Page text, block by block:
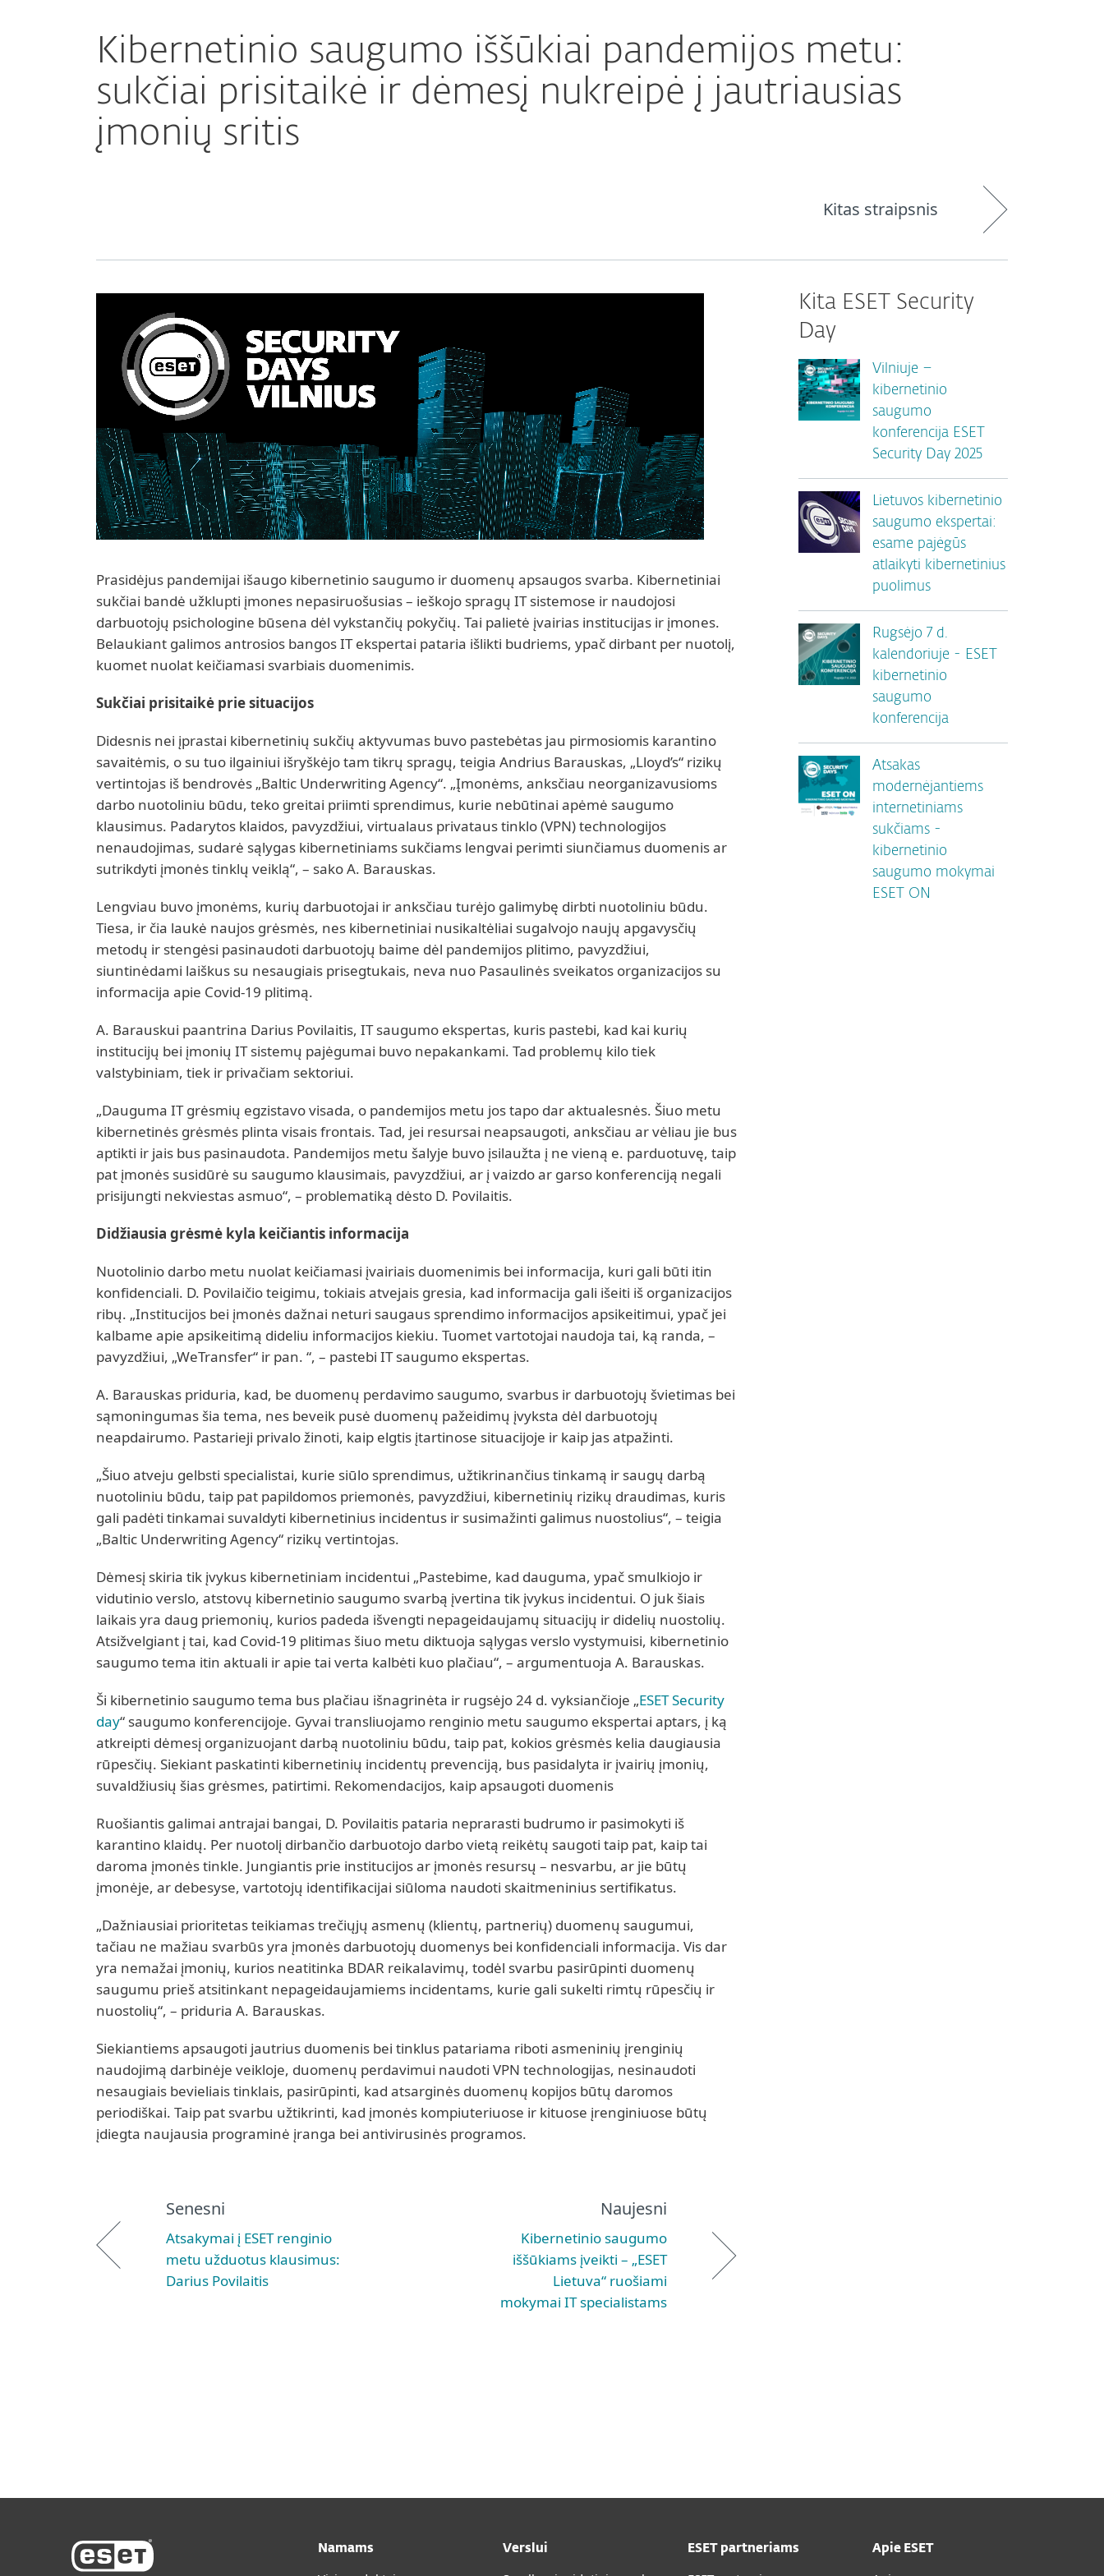
Kibernetinio saugumo iššūkiai pandemijos metu:
sukčiai prisitaikė ir dėmesį nukreipė į jautriausias
įmonių sritis
Kitas straipsnis
Prasidėjus pandemijai išaugo kibernetinio saugumo ir duomenų apsaugos svarba. Kibernetiniai
sukčiai bandė užklupti įmones nepasiruošusias – ieškojo spragų IT sistemose ir naudojosi
darbuotojų psichologine būsena dėl vykstančių pokyčių. Tai palietė įvairias institucijas ir įmones.
Belaukiant galimos antrosios bangos IT ekspertai pataria išlikti budriems, ypač dirbant per nuotolį,
kuomet nuolat keičiamasi svarbiais duomenimis.
Sukčiai prisitaikė prie situacijos
Didesnis nei įprastai kibernetinių sukčių aktyvumas buvo pastebėtas jau pirmosiomis karantino
savaitėmis, o su tuo ilgainiui išryškėjo tam tikrų spragų, teigia Andrius Barauskas, „Lloyd’s“ rizikų
vertintojas iš bendrovės „Baltic Underwriting Agency“. „Įmonėms, anksčiau neorganizavusioms
darbo nuotoliniu būdu, teko greitai priimti sprendimus, kurie nebūtinai apėmė saugumo
klausimus. Padarytos klaidos, pavyzdžiui, virtualaus privataus tinklo (VPN) technologijos
nenaudojimas, sudarė sąlygas kibernetiniams sukčiams lengvai perimti siunčiamus duomenis ar
sutrikdyti įmonės tinklų veiklą“, – sako A. Barauskas.
Lengviau buvo įmonėms, kurių darbuotojai ir anksčiau turėjo galimybę dirbti nuotoliniu būdu.
Tiesa, ir čia laukė naujos grėsmės, nes kibernetiniai nusikaltėliai sugalvojo naujų apgavysčių
metodų ir stengėsi pasinaudoti darbuotojų baime dėl pandemijos plitimo, pavyzdžiui,
siuntinėdami laiškus su nesaugiais prisegtukais, neva nuo Pasaulinės sveikatos organizacijos su
informacija apie Covid-19 plitimą.
A. Barauskui paantrina Darius Povilaitis, IT saugumo ekspertas, kuris pastebi, kad kai kurių
institucijų bei įmonių IT sistemų pajėgumai buvo nepakankami. Tad problemų kilo tiek
valstybiniam, tiek ir privačiam sektoriui.
„Dauguma IT grėsmių egzistavo visada, o pandemijos metu jos tapo dar aktualesnės. Šiuo metu
kibernetinės grėsmės plinta visais frontais. Tad, jei resursai neapsaugoti, anksčiau ar vėliau jie bus
aptikti ir jais bus pasinaudota. Pandemijos metu šalyje buvo įsilaužta į ne vieną e. parduotuvę, taip
pat įmonės susidūrė su saugumo klausimais, pavyzdžiui, ar į vaizdo ar garso konferenciją negali
prisijungti nekviestas asmuo“, – problematiką dėsto D. Povilaitis.
Didžiausia grėsmė kyla keičiantis informacija
Nuotolinio darbo metu nuolat keičiamasi įvairiais duomenimis bei informacija, kuri gali būti itin
konfidenciali. D. Povilaičio teigimu, tokiais atvejais gresia, kad informacija gali išeiti iš organizacijos
ribų. „Institucijos bei įmonės dažnai neturi saugaus sprendimo informacijos apsikeitimui, ypač jei
kalbame apie apsikeitimą dideliu informacijos kiekiu. Tuomet vartotojai naudoja tai, ką randa, –
pavyzdžiui, „WeTransfer“ ir pan. “, – pastebi IT saugumo ekspertas.
A. Barauskas priduria, kad, be duomenų perdavimo saugumo, svarbus ir darbuotojų švietimas bei
sąmoningumas šia tema, nes beveik pusė duomenų pažeidimų įvyksta dėl darbuotojų
neapdairumo. Pastarieji privalo žinoti, kaip elgtis įtartinose situacijoje ir kaip jas atpažinti.
„Šiuo atveju gelbsti specialistai, kurie siūlo sprendimus, užtikrinančius tinkamą ir saugų darbą
nuotoliniu būdu, taip pat papildomos priemonės, pavyzdžiui, kibernetinių rizikų draudimas, kuris
gali padėti tinkamai suvaldyti kibernetinius incidentus ir susimažinti galimus nuostolius“, – teigia
„Baltic Underwriting Agency“ rizikų vertintojas.
Dėmesį skiria tik įvykus kibernetiniam incidentui „Pastebime, kad dauguma, ypač smulkiojo ir
vidutinio verslo, atstovų kibernetinio saugumo svarbą įvertina tik įvykus incidentui. O juk šiais
laikais yra daug priemonių, kurios padeda išvengti nepageidaujamų situacijų ir didelių nuostolių.
Atsižvelgiant į tai, kad Covid-19 plitimas šiuo metu diktuoja sąlygas verslo vystymuisi, kibernetinio
saugumo tema itin aktuali ir apie tai verta kalbėti kuo plačiau“, – argumentuoja A. Barauskas.
Ši kibernetinio saugumo tema bus plačiau išnagrinėta ir rugsėjo 24 d. vyksiančioje „ESET Security
day“ saugumo konferencijoje. Gyvai transliuojamo renginio metu saugumo ekspertai aptars, į ką
atkreipti dėmesį organizuojant darbą nuotoliniu būdu, taip pat, kokios grėsmės kelia daugiausia
rūpesčių. Siekiant paskatinti kibernetinių incidentų prevenciją, bus pasidalyta ir įvairių įmonių,
suvaldžiusių šias grėsmes, patirtimi. Rekomendacijos, kaip apsaugoti duomenis
Ruošiantis galimai antrajai bangai, D. Povilaitis pataria neprarasti budrumo ir pasimokyti iš
karantino klaidų. Per nuotolį dirbančio darbuotojo darbo vietą reikėtų saugoti taip pat, kaip tai
daroma įmonės tinkle. Jungiantis prie institucijos ar įmonės resursų – nesvarbu, ar jie būtų
įmonėje, ar debesyse, vartotojų identifikacijai siūloma naudoti skaitmeninius sertifikatus.
„Dažniausiai prioritetas teikiamas trečiųjų asmenų (klientų, partnerių) duomenų saugumui,
tačiau ne mažiau svarbūs yra įmonės darbuotojų duomenys bei konfidenciali informacija. Vis dar
yra nemažai įmonių, kurios neatitinka BDAR reikalavimų, todėl svarbu pasirūpinti duomenų
saugumu prieš atsitinkant nepageidaujamiems incidentams, kurie gali sukelti rimtų rūpesčių ir
nuostolių“, – priduria A. Barauskas.
Siekiantiems apsaugoti jautrius duomenis bei tinklus patariama riboti asmeninių įrenginių
naudojimą darbinėje veikloje, duomenų perdavimui naudoti VPN technologijas, nesinaudoti
nesaugiais bevieliais tinklais, pasirūpinti, kad atsarginės duomenų kopijos būtų daromos
periodiškai. Taip pat svarbu užtikrinti, kad įmonės kompiuteriuose ir kituose įrenginiuose būtų
įdiegta naujausia programinė įranga bei antivirusinės programos.
Senesni
Atsakymai į ESET renginio
metu užduotus klausimus:
Darius Povilaitis
Naujesni
Kibernetinio saugumo
iššūkiams įveikti – „ESET
Lietuva“ ruošiami
mokymai IT specialistams
Kita ESET Security
Day
Vilniuje –
kibernetinio
saugumo
konferencija ESET
Security Day 2025
Lietuvos kibernetinio
saugumo ekspertai:
esame pajėgūs
atlaikyti kibernetinius
puolimus
Rugsėjo 7 d.
kalendoriuje - ESET
kibernetinio
saugumo
konferencija
Atsakas
modernėjantiems
internetiniams
sukčiams -
kibernetinio
saugumo mokymai
ESET ON
Namams Verslui ESET partneriams Apie ESET